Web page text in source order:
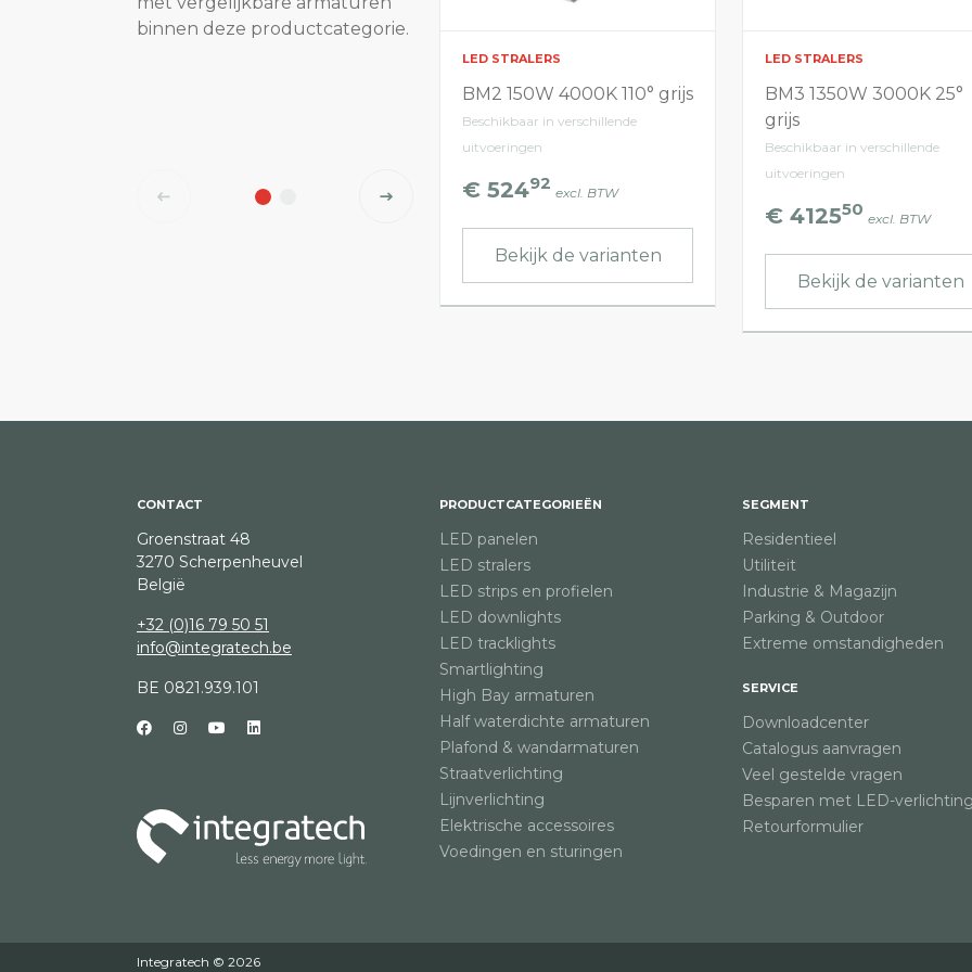
binnen deze productcategorie.
LED STRALERS
BM2 150W 4000K 110° grijs
Beschikbaar in verschillende
uitvoeringen
€ 52492 excl. BTW
Bekijk de varianten
LED STRALERS
BM3 1350W 3000K 25°
grijs
Beschikbaar in verschillende
uitvoeringen
€ 412550 excl. BTW
Bekijk de varianten
CONTACT
Groenstraat 48
3270 Scherpenheuvel
België
+32 (0)16 79 50 51
info@integratech.be
BE 0821.939.101
PRODUCTCATEGORIEËN
LED panelen
LED stralers
LED strips en profielen
LED downlights
LED tracklights
Smartlighting
High Bay armaturen
Half waterdichte armaturen
Plafond & wandarmaturen
Straatverlichting
Lijnverlichting
Elektrische accessoires
Voedingen en sturingen
SEGMENT
Residentieel
Utiliteit
Industrie & Magazijn
Parking & Outdoor
Extreme omstandigheden
SERVICE
Downloadcenter
Catalogus aanvragen
Veel gestelde vragen
Besparen met LED-verlichting
Retourformulier
Integratech © 2026